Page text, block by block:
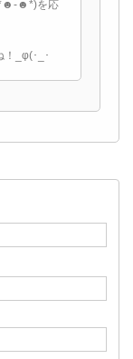
(*☻-☻*)を応
！_φ(･_･